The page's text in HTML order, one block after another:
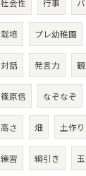
社会性 行事
栽培 プレ幼稚園
対話 発言力
篠原信 なぞなぞ
高さ 畑 土作り
練習 綱引き